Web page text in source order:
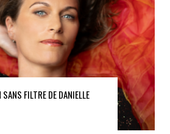
SANS FILTRE DE DANIELLE